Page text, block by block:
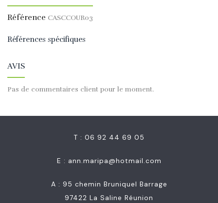
Référence CASCCOUR03
Références spécifiques
AVIS
Pas de commentaires client pour le moment.
T : 06 92 44 69 05
E : ann.maripa@hotmail.com
A : 95 chemin Bruniquel Barrage
97422 La Saline Réunion